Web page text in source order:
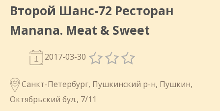
Второй Шанс-72 Ресторан
Manana. Meat & Sweet
2017-03-30
Санкт-Петербург, Пушкинский р-н, Пушкин,
Октябрьский бул., 7/11